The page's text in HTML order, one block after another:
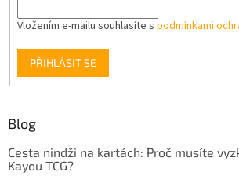
Vložením e-mailu souhlasíte s podmínkami
PŘIHLÁSIT SE
Blog
Cesta nindži na kartách: Proč musíte
Kayou TCG?